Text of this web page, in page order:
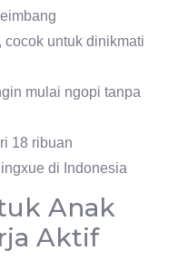
cocok untuk dinikmati
mulai ngopi tanpa
18 ribuan
di Indonesia
Anak
Aktif